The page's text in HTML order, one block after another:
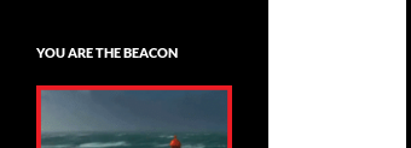
YOU ARE THE BEACON